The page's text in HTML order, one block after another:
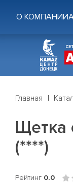
О КОМПАНИИ
Главная
Щетка
(****)
Рейтинг 0.0